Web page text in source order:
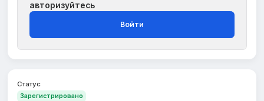
авторизуйтесь
Войти
Статус
Зарегистрировано